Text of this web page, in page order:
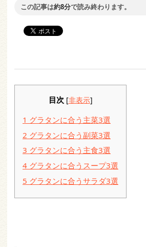
この記事は約8分で読み終わります。
目次 [非表示]
1 グラタンに合う主菜3選
2 グラタンに合う副菜3選
3 グラタンに合う主食3選
4 グラタンに合うスープ3選
5 グラタンに合うサラダ3選